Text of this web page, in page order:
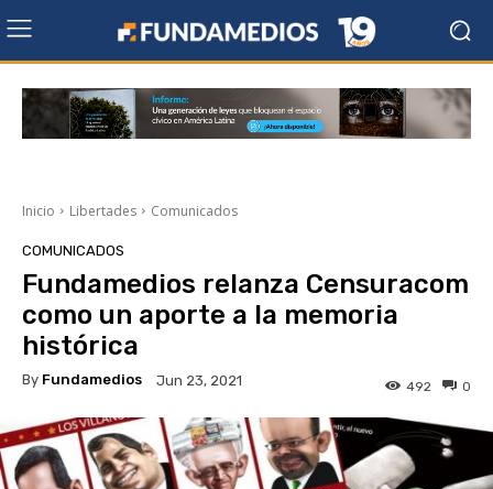
Inicio Libertades Comunicados
COMUNICADOS
Fundamedios relanza Censuracom
como un aporte a la memoria
histórica
By Fundamedios Jun 23, 2021 0
492